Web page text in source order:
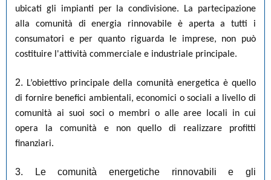
ubicati gli impianti per la condivisione. La partecipazione
alla comunità di energia rinnovabile è aperta a tutti i
consumatori e per quanto riguarda le imprese, non può
costituire l'attività commerciale e industriale principale.
2. L’obiettivo principale della comunità energetica è quello
di fornire benefici ambientali, economici o sociali a livello di
comunità ai suoi soci o membri o alle aree locali in cui
opera la comunità e non quello di realizzare profitti
finanziari.
3. Le comunità energetiche rinnovabili e gli